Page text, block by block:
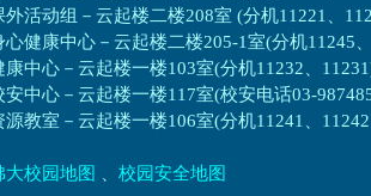
外活动组 － 云起楼二楼208室 (分机11221、
心健康中心 － 云起楼二楼205-1室(分机11245
康中心－ 云起楼一楼103室(分机11232、
安中心－ 云起楼一楼117室(校安电话03-
源教室 － 云起楼一楼106室(分机11241、
大校园地图 、校园安全地图